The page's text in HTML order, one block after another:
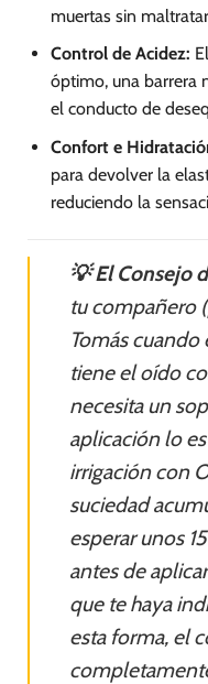
muertas sin
Control de Acidez:
óptimo, una barrera
el conducto de
Confort e
para devolver la
reduciendo la
💡 El Consejo
tu compañero
Tomás
tiene el oído
necesita un
aplicación lo
irrigación con
suciedad
esperar unos
antes de
que te haya
esta forma, el